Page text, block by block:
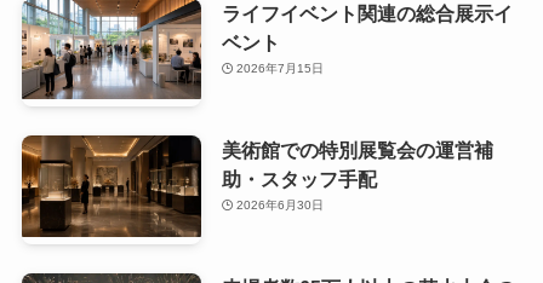
ライフイベント関連の総合展示イ
ベント
2026年7月15日
美術館での特別展覧会の運営補
助・スタッフ手配
2026年6月30日